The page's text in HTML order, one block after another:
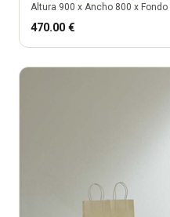
Altura 900 x Ancho 800 x Fondo
470.00 €